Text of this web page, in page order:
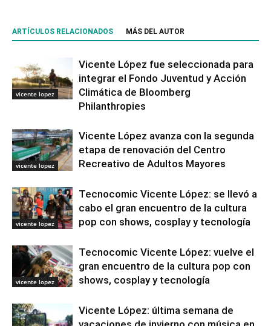
ARTÍCULOS RELACIONADOS MÁS DEL AUTOR
vicente lopez
Vicente López fue seleccionada para
integrar el Fondo Juventud y Acción
Climática de Bloomberg
Philanthropies
vicente lopez
Vicente López avanza con la segunda
etapa de renovación del Centro
Recreativo de Adultos Mayores
vicente lopez
Tecnocomic Vicente López: se llevó a
cabo el gran encuentro de la cultura
pop con shows, cosplay y tecnología
vicente lopez
Tecnocomic Vicente López: vuelve el
gran encuentro de la cultura pop con
shows, cosplay y tecnología
Vicente López: última semana de